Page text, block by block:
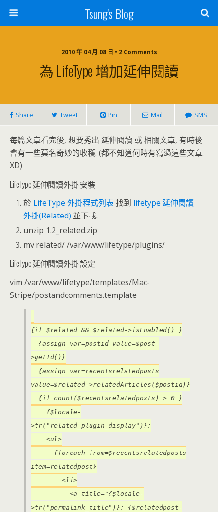
Tsung's Blog
2010 年 04 月 08 日 • 2 Comments
為 LifeType 增加延伸閱讀
Share Tweet Pin Mail SMS
每篇文章看完後, 想要秀出 延伸閱讀 或 相關文章, 有時後
會有一些莫名奇妙的收穫. (都不知道何時有寫過這些文章.
XD)
LifeType 延伸閱讀外掛 安裝
於 LifeType 外掛程式列表 找到 lifetype 延伸閱讀
外掛(Related) 並下載.
unzip 1.2_related.zip
mv related/ /var/www/lifetype/plugins/
LifeType 延伸閱讀外掛 設定
vim /var/www/lifetype/templates/Mac-
Stripe/postandcomments.template
{if $related && $related->isEnabled() }
{assign var=postid value=$post-
>getId()}
{assign var=recentsrelatedposts
value=$related->relatedArticles($postid)}
{if count($recentsrelatedposts) > 0 }
{$locale-
>tr("related_plugin_display")}:
<ul>
{foreach from=$recentsrelatedposts
item=relatedpost}
<li>
<a title="{$locale-
>tr("permalink_title")}: {$relatedpost-